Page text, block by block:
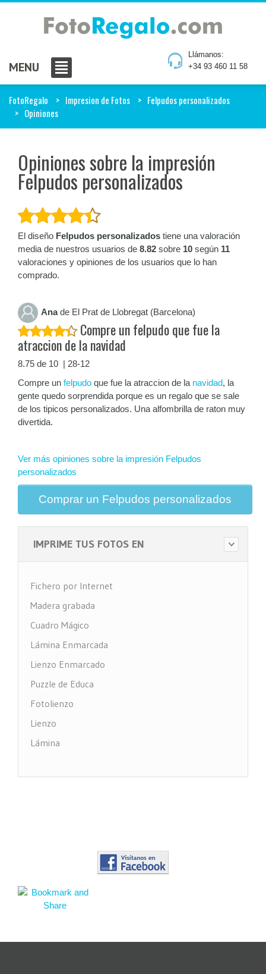
Llámanos:
+34 93 460 11 58
MENU
FotoRegalo Impresion de Fotos
Felpudos personalizados
Opiniones
Opiniones sobre la impresión
Felpudos personalizados
El diseño Felpudos personalizados tiene una valoración
media de nuestros usuarios de 8.82 sobre 10 según 11
valoraciones y opiniones de los usuarios que lo han
comprado.
Anade El Prat de Llobregat (Barcelona)
Compre un felpudo que fue la
atraccion de la navidad
8.75 de 10 | 28-12
Compre un felpudo que fue la atraccion de la navidad, la
gente quedo sorprendida porque es un regalo que se sale
de los tipicos personalizados. Una alfombrilla de raton muy
divertida.
Ver más opiniones sobre la impresión Felpudos
personalizados
Comprar un Felpudos personalizados
IMPRIME TUS FOTOS EN
Fichero por Internet
Madera grabada
Cuadro Mágico
Lámina Enmarcada
Lienzo Enmarcado
Puzzle de Educa
Fotolienzo
Lienzo
Lámina